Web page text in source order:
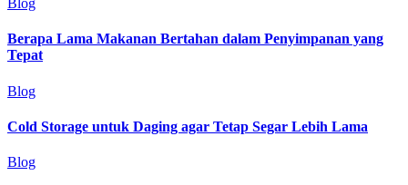
Blog
Berapa Lama Makanan Bertahan dalam Penyimpanan yang
Tepat
Blog
Cold Storage untuk Daging agar Tetap Segar Lebih Lama
Blog